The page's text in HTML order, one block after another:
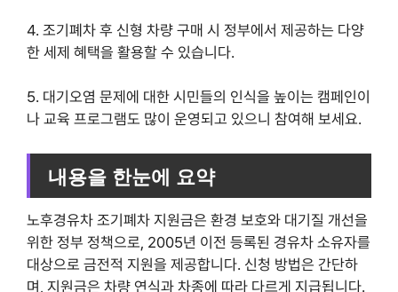
4. 조기폐차 후 신형 차량 구매 시 정부에서 제공하는 다양
한 세제 혜택을 활용할 수 있습니다.
5. 대기오염 문제에 대한 시민들의 인식을 높이는 캠페인이
나 교육 프로그램도 많이 운영되고 있으니 참여해 보세요.
내용을 한눈에 요약
노후경유차 조기폐차 지원금은 환경 보호와 대기질 개선을
위한 정부 정책으로, 2005년 이전 등록된 경유차 소유자를
대상으로 금전적 지원을 제공합니다. 신청 방법은 간단하
며, 지원금은 차량 연식과 차종에 따라 다르게 지급됩니다.